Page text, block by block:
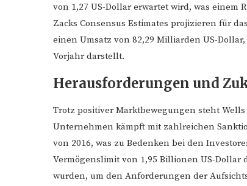
von 1,27 US-Dollar erwartet wird, was einem
Zacks Consensus Estimates projizieren für
einen Umsatz von 82,29 Milliarden US-
Vorjahr darstellt.
Herausforderungen und
Trotz positiver Marktbewegungen steht
Unternehmen kämpft mit zahlreichen
von 2016, was zu Bedenken bei den
Vermögenslimit von 1,95 Billionen US-
wurden, um den Anforderungen der